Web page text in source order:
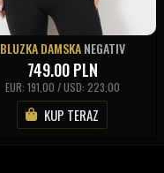
BLUZKA DAMSKANEGATIV
749.00PLN
EUR: 191,00 / USD: 223,00
KUP TERAZ